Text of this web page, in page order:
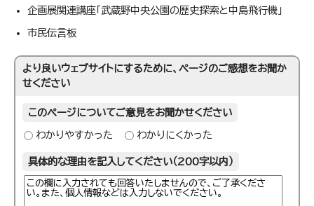
企画展関連講座「武蔵野中央公園の歴史探索と中島飛行機」
市民伝言板
より良いウェブサイトにするために、ページのご感想をお聞か
せください
このページについてご意見をお聞かせください
わかりやすかった わかりにくかった
具体的な理由を記入してください（200字以内）